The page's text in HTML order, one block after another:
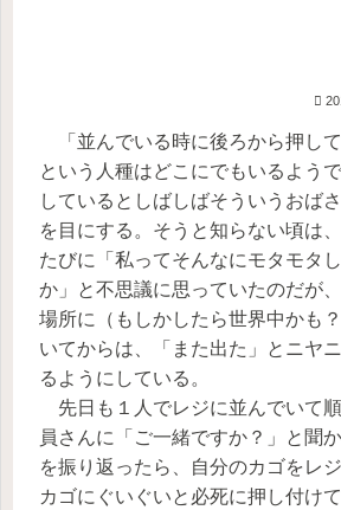
「並んでいる時に後ろから押して
という人種はどこにでもいるよう
しているとしばしばそういうおば
を目にする。そうと知らない頃は
たびに「私ってそんなにモタモタ
か」と不思議に思っていたのだが
場所に（もしかしたら世界中かも
いてからは、「また出た」とニヤ
るようにしている。
先日も１人でレジに並んでいて
員さんに「ご一緒ですか？」と聞
を振り返ったら、自分のカゴをレ
カゴにぐいぐいと必死に押し付け